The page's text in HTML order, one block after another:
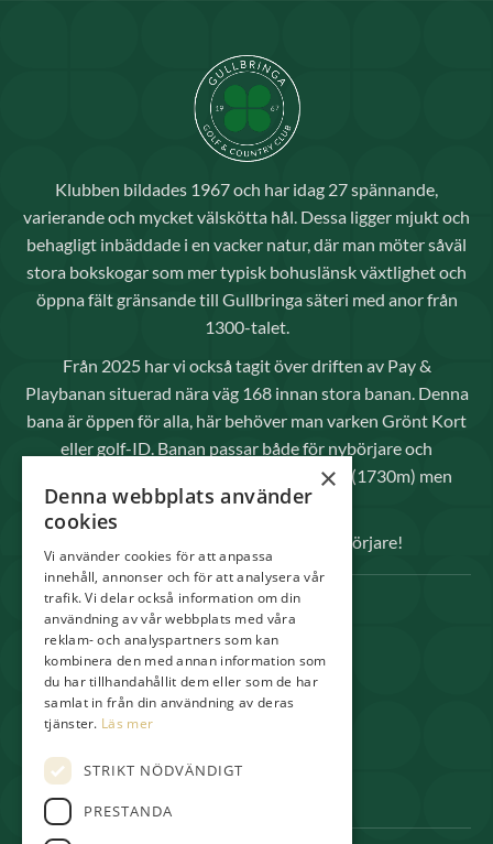
Klubben bildades 1967 och har idag 27 spännande,
varierande och mycket välskötta hål. Dessa ligger mjukt och
behagligt inbäddade i en vacker natur, där man möter såväl
stora bokskogar som mer typisk bohuslänsk växtlighet och
öppna fält gränsande till Gullbringa säteri med anor från
1300-talet.
Från 2025 har vi också tagit över driften av Pay &
Playbanan situerad nära väg 168 innan stora banan. Denna
bana är öppen för alla, här behöver man varken Grönt Kort
eller golf-ID. Banan passar både för nybörjare och
avancerade spelare då den inte är så lång (1730m) men
kräver raka slag.
Välkomna både elitspelare och nybörjare!
SNABBLÄNKAR
Spela
Medlem
Shop & Pro
×
Denna webbplats använder
cookies
Vi använder cookies för att anpassa
innehåll, annonser och för att analysera vår
trafik. Vi delar också information om din
användning av vår webbplats med våra
reklam- och analyspartners som kan
kombinera den med annan information som
du har tillhandahållit dem eller som de har
samlat in från din användning av deras
tjänster. Läs mer
STRIKT NÖDVÄNDIGT
PRESTANDA